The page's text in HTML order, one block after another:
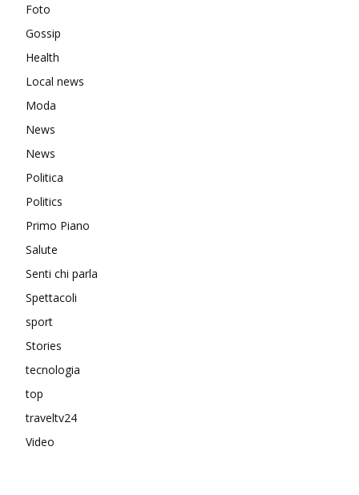
Foto
Gossip
Health
Local news
Moda
News
News
Politica
Politics
Primo Piano
Salute
Senti chi parla
Spettacoli
sport
Stories
tecnologia
top
traveltv24
Video